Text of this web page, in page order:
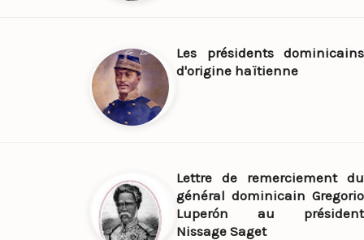
Les présidents dominicains
d'origine haïtienne
Lettre de remerciement du
général dominicain Gregorio
Luperón au président
Nissage Saget